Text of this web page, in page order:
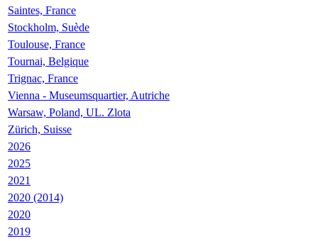
Saintes, France
Stockholm, Suède
Toulouse, France
Tournai, Belgique
Trignac, France
Vienna - Museumsquartier, Autriche
Warsaw, Poland, UL. Zlota
Zürich, Suisse
2026
2025
2021
2020 (2014)
2020
2019